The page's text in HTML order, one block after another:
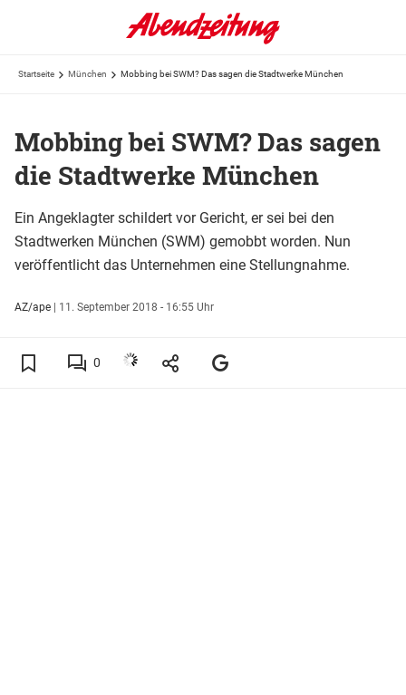
Startseite München Mobbing bei SWM? Das sagen die Stadtwerke München
Mobbing bei SWM? Das sagen
die Stadtwerke München
Ein Angeklagter schildert vor Gericht, er sei bei den
Stadtwerken München (SWM) gemobbt worden. Nun
veröffentlicht das Unternehmen eine Stellungnahme.
AZ/ape | 11. September 2018 - 16:55 Uhr
0